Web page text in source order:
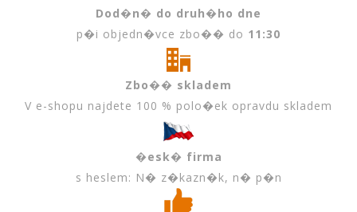
Dod�n� do druh�ho dne
p�i objedn�vce zbo�� do 11:30
Zbo�� skladem
V e-shopu najdete 100 % polo�ek opravdu skladem
�esk� firma
s heslem: N� z�kazn�k, n� p�n